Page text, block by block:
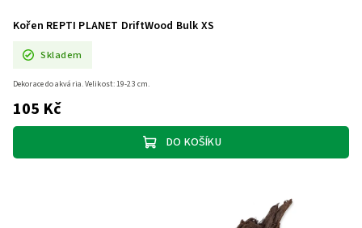
Kořen REPTI PLANET DriftWood Bulk XS
Skladem
105 Kč
DO KOŠÍKU
Dekorace do akvária. Velikost: 19-23 cm.